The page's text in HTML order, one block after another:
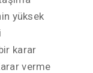
yüksek
karar
verme